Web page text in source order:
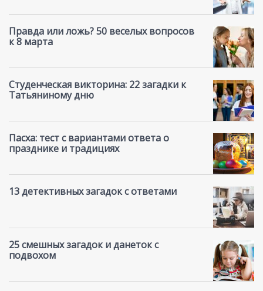
Правда или ложь? 50 веселых вопросов
к 8 марта
Студенческая викторина: 22 загадки к
Татьяниному дню
Пасха: тест с вариантами ответа о
празднике и традициях
13 детективных загадок с ответами
25 смешных загадок и данеток с
подвохом